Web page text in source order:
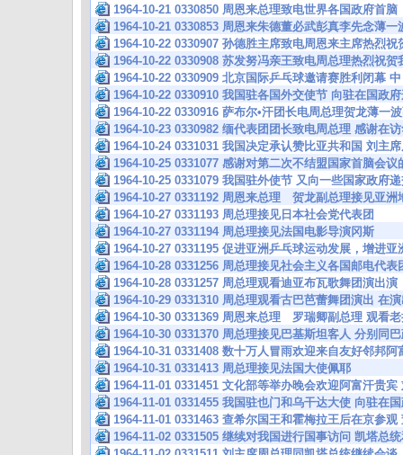
1964-10-21 0330850 周恩来总理致电世界各国政府首脑
1964-10-21 0330853 周恩来朱德董必武彭真李先念薄
1964-10-22 0330907 孙德胜主席致电周恩来主席热烈
1964-10-22 0330908 苏发努冯亲王致电周总理热烈祝
1964-10-22 0330909 北京国际乒乓球邀请赛胜利闭幕
1964-10-22 0330910 我国驻各国外交使节 向驻在国政
1964-10-22 0330916 萨布尔•汗团长电周总理贺龙薄一
1964-10-23 0330982 缅代表团团长致电周总理 感谢在
1964-10-24 0331031 我国决定承认赞比亚共和国 刘主
1964-10-25 0331077 感谢对第二次不结盟国家首脑会
1964-10-25 0331079 我国驻外使节 又向一些国家政府
1964-10-27 0331192 周恩来总理 贺龙副总理接见亚洲
1964-10-27 0331193 周总理接见日本社会党代表团
1964-10-27 0331194 周总理接见法国电影导演冈斯
1964-10-27 0331195 促进亚洲乒乓球运动发展，增进
1964-10-28 0331256 周总理接见社会主义各国邮电代表
1964-10-28 0331257 周总理观看迪亚布瓦歌舞团演出
1964-10-29 0331310 周总理观看古巴芭蕾舞团演出 在
1964-10-30 0331369 周恩来总理 罗瑞卿副总理 观看
1964-10-30 0331370 周总理接见巴基斯坦客人 分别同
1964-10-31 0331408 数十万人冒雨欢迎来自友好邻邦
1964-10-31 0331413 周总理接见法国大使佩耶
1964-11-01 0331451 文化部等举办晚会欢迎阿富汗贵
1964-11-01 0331455 我国驻也门和乌干达大使 向驻在
1964-11-01 0331463 查希尔国王和霍梅拉王后在京参
1964-11-02 0331505 继续对我国进行国事访问 凯塔总